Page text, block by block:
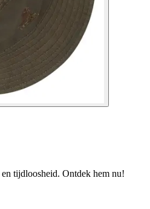
tijdloosheid. Ontdek hem nu!